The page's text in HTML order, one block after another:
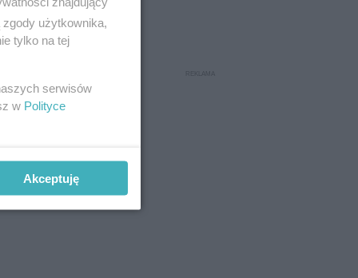
użytkownika,
tylko na tej
serwisów
w Polityce
Akceptuję